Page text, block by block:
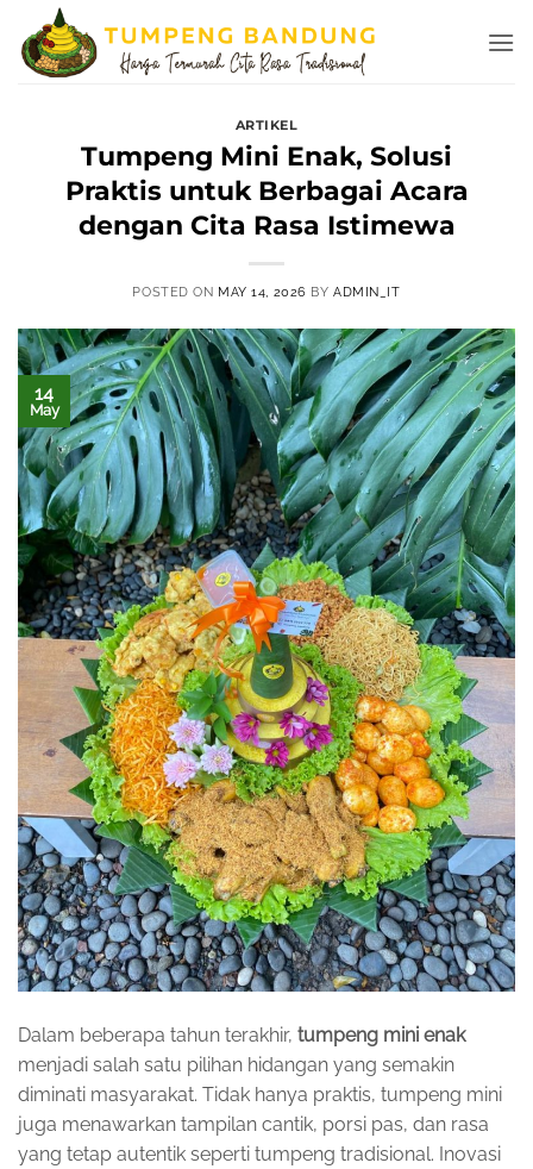
content
ARTIKEL
Tumpeng Mini Enak, Solusi
Praktis untuk Berbagai Acara
dengan Cita Rasa Istimewa
POSTED ON MAY 14, 2026 BYADMIN_IT
14
May
Dalam beberapa tahun terakhir, tumpeng mini enak
menjadi salah satu pilihan hidangan yang semakin
diminati masyarakat. Tidak hanya praktis, tumpeng mini
juga menawarkan tampilan cantik, porsi pas, dan rasa
yang tetap autentik seperti tumpeng tradisional. Inovasi